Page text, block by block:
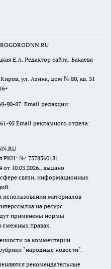
Е.А. Редактор сайта: Бакаева
Киров, ул. Азина, дом № 80, кв. 31
90-87 Email редакции:
95 Email рекламного отдела:
№: 7378360181.
10.03.2026., выдано
связи, информационных
использовании материалов
на ресурс
применены нормы
смежных правах.
за комментарии
"народные новости".
рекомендательные